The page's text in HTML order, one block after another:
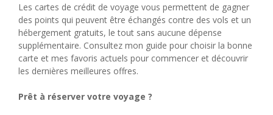
Les cartes de crédit de voyage vous permettent de gagner
des points qui peuvent être échangés contre des vols et un
hébergement gratuits, le tout sans aucune dépense
supplémentaire. Consultez mon guide pour choisir la bonne
carte et mes favoris actuels pour commencer et découvrir
les dernières meilleures offres.
Prêt à réserver votre voyage ?